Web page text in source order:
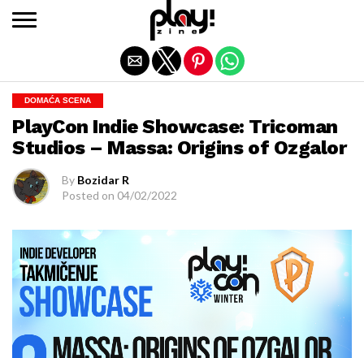
DOMAĆA SCENA
PlayCon Indie Showcase: Tricoman
Studios – Massa: Origins of Ozgalor
By Bozidar R
Posted on 04/02/2022
Exit mobile version